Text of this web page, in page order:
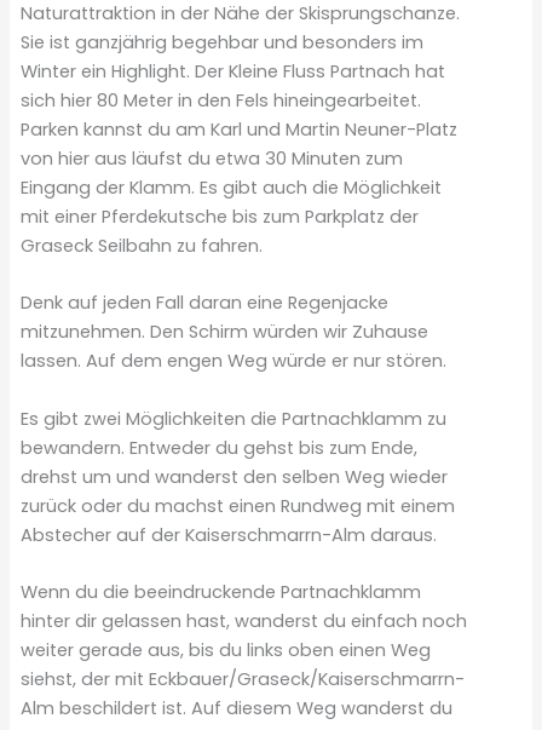
Naturattraktion in der Nähe der Skisprungschanze.
Sie ist ganzjährig begehbar und besonders im
Winter ein Highlight. Der Kleine Fluss Partnach hat
sich hier 80 Meter in den Fels hineingearbeitet.
Parken kannst du am Karl und Martin Neuner-Platz
von hier aus läufst du etwa 30 Minuten zum
Eingang der Klamm. Es gibt auch die Möglichkeit
mit einer Pferdekutsche bis zum Parkplatz der
Graseck Seilbahn zu fahren.
Denk auf jeden Fall daran eine Regenjacke
mitzunehmen. Den Schirm würden wir Zuhause
lassen. Auf dem engen Weg würde er nur stören.
Es gibt zwei Möglichkeiten die Partnachklamm zu
bewandern. Entweder du gehst bis zum Ende,
drehst um und wanderst den selben Weg wieder
zurück oder du machst einen Rundweg mit einem
Abstecher auf der Kaiserschmarrn-Alm daraus.
Wenn du die beeindruckende Partnachklamm
hinter dir gelassen hast, wanderst du einfach noch
weiter gerade aus, bis du links oben einen Weg
siehst, der mit Eckbauer/Graseck/Kaiserschmarrn-
Alm beschildert ist. Auf diesem Weg wanderst du